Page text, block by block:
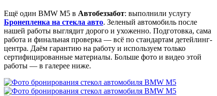
Ещё один BMW M5 в Автобеззабот: выполнили услугу
Бронепленка на стекла авто. Зеленый автомобиль после
нашей работы выглядит дорого и ухоженно. Подготовка, сама
работа и финальная проверка — всё по стандартам детейлинг-
центра. Даём гарантию на работу и используем только
сертифицированные материалы. Больше фото и видео этой
работы — в галерее ниже.